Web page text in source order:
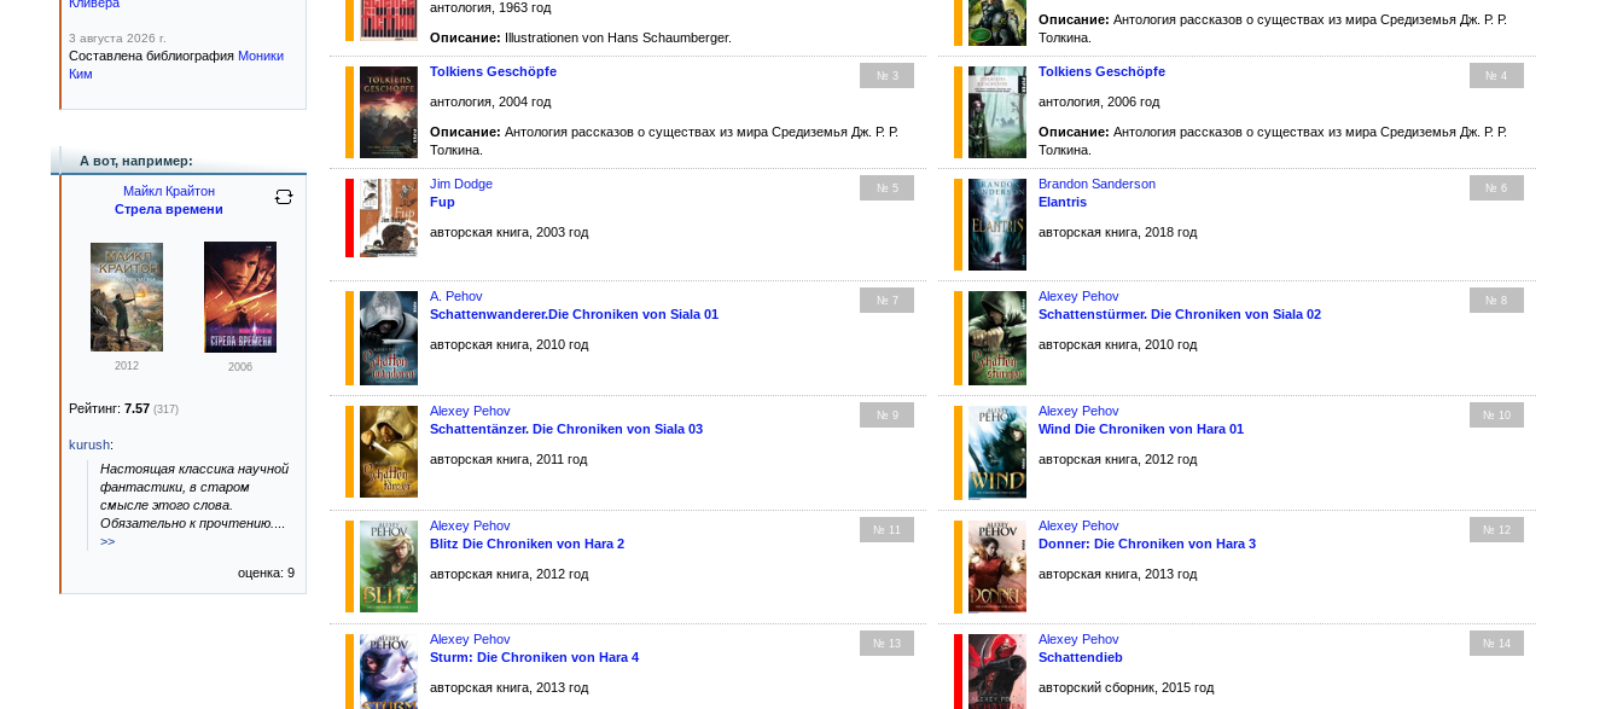
антология, 1963 год
Описание: Illustrationen von Hans Schaumberger.
Описание: Антология рассказов о существах из мира Средиземья Дж. Р. Р.
Толкина.
№ 3
Tolkiens Geschöpfe
антология, 2004 год
Описание: Антология рассказов о существах из мира Средиземья Дж. Р. Р.
Толкина.
№ 4
Tolkiens Geschöpfe
антология, 2006 год
Описание: Антология рассказов о существах из мира Средиземья Дж. Р. Р.
Толкина.
№ 5
Jim Dodge
Fup
авторская книга, 2003 год
№ 6
Brandon Sanderson
Elantris
авторская книга, 2018 год
№ 7
A. Pehov
Schattenwanderer.Die Chroniken von Siala 01
авторская книга, 2010 год
№ 8
Alexey Pehov
Schattenstürmer. Die Chroniken von Siala 02
авторская книга, 2010 год
№ 9
Alexey Pehov
Schattentänzer. Die Chroniken von Siala 03
авторская книга, 2011 год
№ 10
Alexey Pehov
Wind Die Chroniken von Hara 01
авторская книга, 2012 год
№ 11
Alexey Pehov
Blitz Die Chroniken von Hara 2
авторская книга, 2012 год
№ 12
Alexey Pehov
Donner: Die Chroniken von Hara 3
авторская книга, 2013 год
№ 13
Alexey Pehov
Sturm: Die Chroniken von Hara 4
авторская книга, 2013 год
№ 14
Alexey Pehov
Schattendieb
авторский сборник, 2015 год
3 августа 2026 г.
Составлена библиография Моники
Ким
А вот, например:
Майкл Крайтон
Стрела времени
2012 2006
Рейтинг: 7.57 (317)
kurush:
Настоящая классика научной
фантастики, в старом
смысле этого слова.
Обязательно к прочтению.
>>
оценка: 9